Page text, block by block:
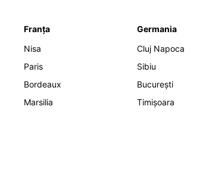
Franța
Nisa
Paris
Bordeaux
Marsilia
Germania
Cluj Napoca
Sibiu
București
Timișoara